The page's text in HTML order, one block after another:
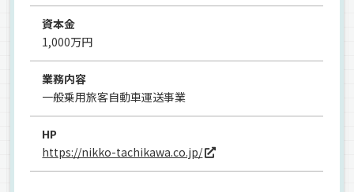
資本金
1,000万円
業務内容
一般乗用旅客自動車運送事業
HP
https://nikko-tachikawa.co.jp/